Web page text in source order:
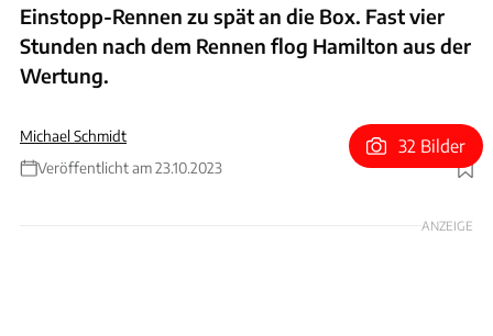
Einstopp-Rennen zu spät an die Box. Fast vier
Stunden nach dem Rennen flog Hamilton aus der
Wertung.
Michael Schmidt
Veröffentlicht am 23.10.2023
Foto: Motorsport Images
32 Bilder
ANZEIGE